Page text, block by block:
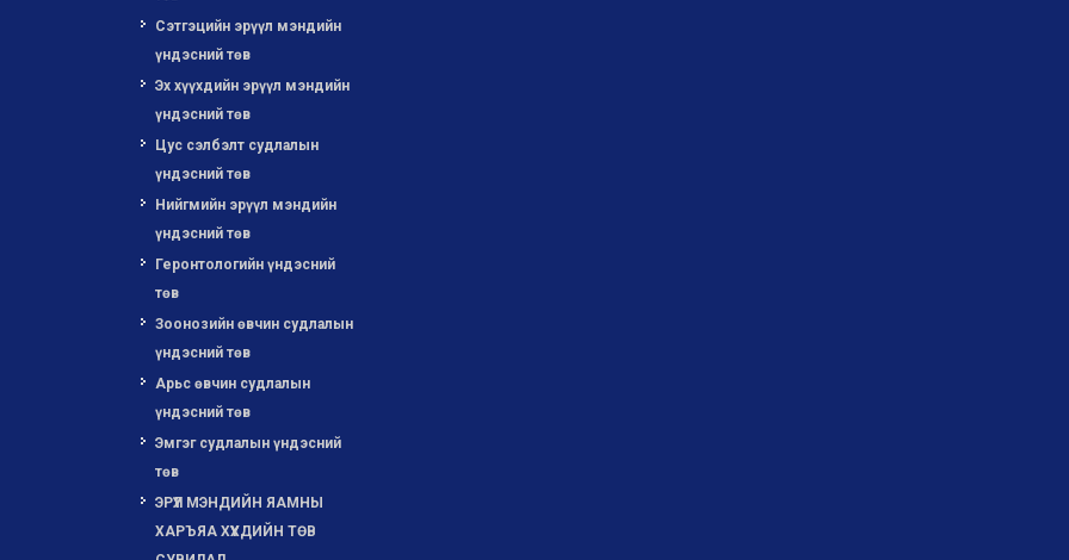
Сэтгэцийн эрүүл мэндийн
үндэсний төв
Эх хүүхдийн эрүүл мэндийн
үндэсний төв
Цус сэлбэлт судлалын
үндэсний төв
Нийгмийн эрүүл мэндийн
үндэсний төв
Геронтологийн үндэсний
төв
Зоонозийн өвчин судлалын
үндэсний төв
Арьс өвчин судлалын
үндэсний төв
Эмгэг судлалын үндэсний
төв
ЭРҮҮЛ МЭНДИЙН ЯАМНЫ
ХАРЪЯА ХҮҮХДИЙН ТӨВ